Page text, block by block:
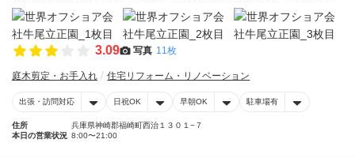
3.09 写真 11枚
庭木剪定・お手入れ 住宅リフォーム・リノベーション
出張・訪問対応 日祝OK 早朝OK 駐車場有
住所
兵庫県神崎郡福崎町西治１３０１−７
本日の営業状況 8:00〜21:00